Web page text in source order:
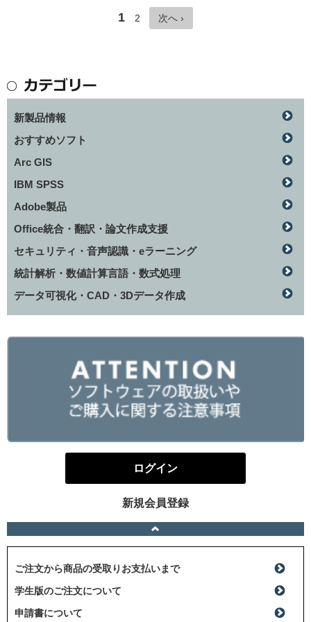
1 2 次へ ›
新製品情報
おすすめソフト
Arc GIS
IBM SPSS
Adobe製品
Office統合・翻訳・論文作成支援
セキュリティ・音声認識・eラーニング
統計解析・数値計算言語・数式処理
データ可視化・CAD・3Dデータ作成
ログイン
新規会員登録
ご注文から商品の受取りお支払いまで
学生版のご注文について
申請書について